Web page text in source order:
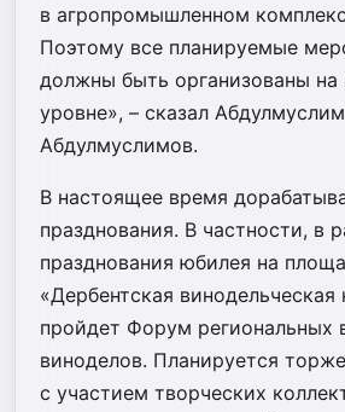
в агропромышленном
Поэтому все планируемые
должны быть организованы
уровне», – сказал Абдулмуслим
Абдулмуслимов.
В настоящее время
празднования. В частности, в
празднования юбилея на
«Дербентская винодельческая
пройдет Форум региональных
виноделов. Планируется
с участием творческих